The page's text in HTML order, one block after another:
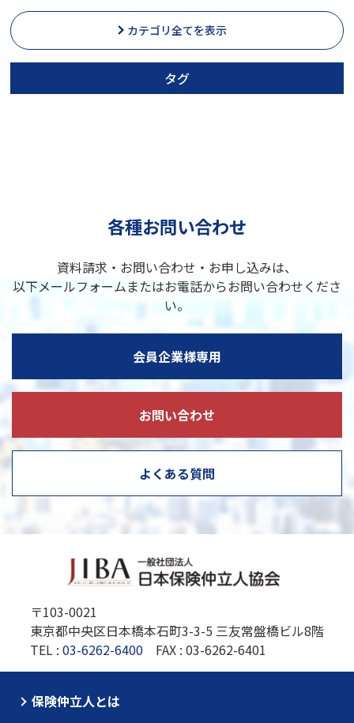
カテゴリ全てを表示
タグ
各種お問い合わせ
資料請求・お問い合わせ・お申し込みは、
以下メールフォームまたはお電話からお問い合わせくださ
い。
会員企業様専用
お問い合わせ
よくある質問
〒103-0021
東京都中央区日本橋本石町3-3-5 三友常盤橋ビル8階
TEL : 03-6262-6400 FAX : 03-6262-6401
保険仲立人とは